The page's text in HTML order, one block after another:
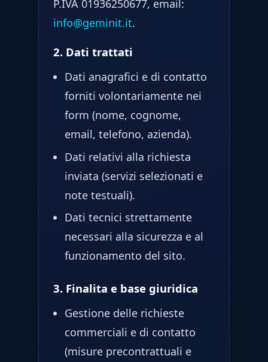
P.IVA 01936250677, email:
info@geminit.it.
2. Dati trattati
Dati anagrafici e di contatto
forniti volontariamente nei
form (nome, cognome,
email, telefono, azienda).
Dati relativi alla richiesta
inviata (servizi selezionati e
note testuali).
Dati tecnici strettamente
necessari alla sicurezza e al
funzionamento del sito.
3. Finalita e base giuridica
Gestione delle richieste
commerciali e di contatto
(misure precontrattuali e